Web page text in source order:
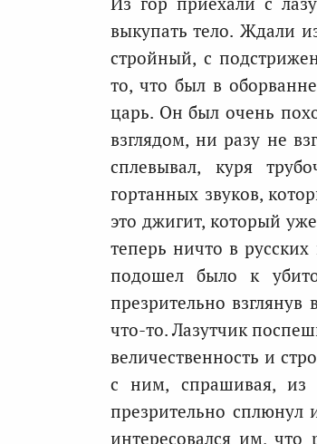
выкупать тело. Ждали
стройный, с
то, что был в
царь. Он был очень
взглядом, ни разу не
сплевывал, куря
гортанных звуков,
это джигит, который
теперь ничто в
подошел было к
презрительно
что-то. Лазутчик
величественность и
с ним, спрашивая, из
презрительно сплюнул
интересовался им, что